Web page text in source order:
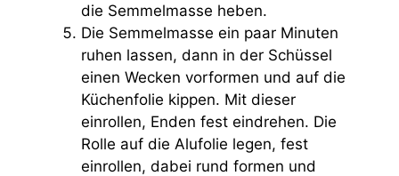
die Semmelmasse heben.
Die Semmelmasse ein paar Minuten
ruhen lassen, dann in der Schüssel
einen Wecken vorformen und auf die
Küchenfolie kippen. Mit dieser
einrollen, Enden fest eindrehen. Die
Rolle auf die Alufolie legen, fest
einrollen, dabei rund formen und